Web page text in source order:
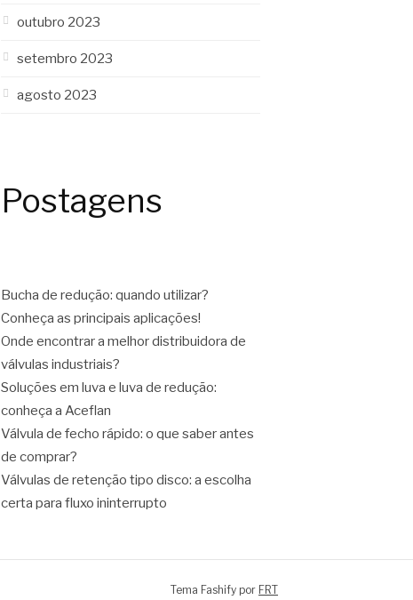
outubro 2023
setembro 2023
agosto 2023
Postagens
Bucha de redução: quando utilizar?
Conheça as principais aplicações!
Onde encontrar a melhor distribuidora de
válvulas industriais?
Soluções em luva e luva de redução:
conheça a Aceflan
Válvula de fecho rápido: o que saber antes
de comprar?
Válvulas de retenção tipo disco: a escolha
certa para fluxo ininterrupto
Tema Fashify por FRT